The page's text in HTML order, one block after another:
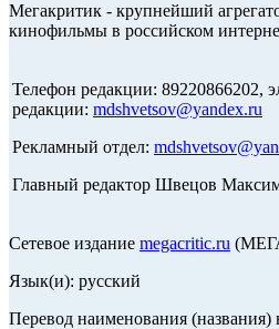
Мегакритик - крупнейший
кинофильмы в российском
Телефон редакции: 89220866202,
редакции: mdshvetsov@yandex.ru
Рекламный отдел:
Главный редактор Швецов
Сетевое издание megacritic.ru
Язык(и): русский
Перевод наименования (названия)